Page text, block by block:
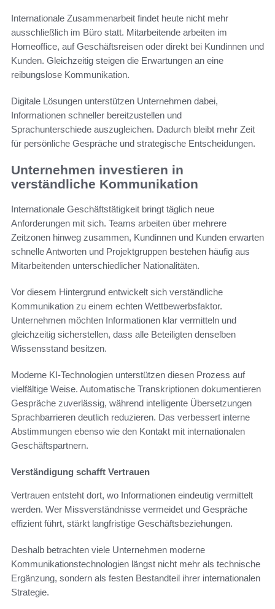
Internationale Zusammenarbeit findet heute nicht mehr
ausschließlich im Büro statt. Mitarbeitende arbeiten im
Homeoffice, auf Geschäftsreisen oder direkt bei Kundinnen und
Kunden. Gleichzeitig steigen die Erwartungen an eine
reibungslose Kommunikation.
Digitale Lösungen unterstützen Unternehmen dabei,
Informationen schneller bereitzustellen und
Sprachunterschiede auszugleichen. Dadurch bleibt mehr Zeit
für persönliche Gespräche und strategische Entscheidungen.
Unternehmen investieren in
verständliche Kommunikation
Internationale Geschäftstätigkeit bringt täglich neue
Anforderungen mit sich. Teams arbeiten über mehrere
Zeitzonen hinweg zusammen, Kundinnen und Kunden erwarten
schnelle Antworten und Projektgruppen bestehen häufig aus
Mitarbeitenden unterschiedlicher Nationalitäten.
Vor diesem Hintergrund entwickelt sich verständliche
Kommunikation zu einem echten Wettbewerbsfaktor.
Unternehmen möchten Informationen klar vermitteln und
gleichzeitig sicherstellen, dass alle Beteiligten denselben
Wissensstand besitzen.
Moderne KI-Technologien unterstützen diesen Prozess auf
vielfältige Weise. Automatische Transkriptionen dokumentieren
Gespräche zuverlässig, während intelligente Übersetzungen
Sprachbarrieren deutlich reduzieren. Das verbessert interne
Abstimmungen ebenso wie den Kontakt mit internationalen
Geschäftspartnern.
Verständigung schafft Vertrauen
Vertrauen entsteht dort, wo Informationen eindeutig vermittelt
werden. Wer Missverständnisse vermeidet und Gespräche
effizient führt, stärkt langfristige Geschäftsbeziehungen.
Deshalb betrachten viele Unternehmen moderne
Kommunikationstechnologien längst nicht mehr als technische
Ergänzung, sondern als festen Bestandteil ihrer internationalen
Strategie.